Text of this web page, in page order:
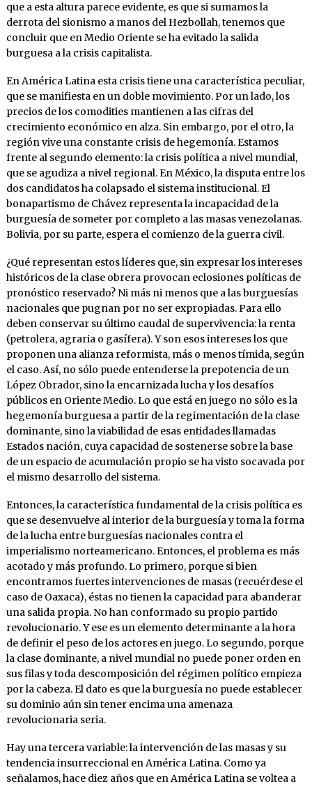
que a esta altura parece evidente, es que si sumamos la
derrota del sionismo a manos del Hezbollah, tenemos que
concluir que en Medio Oriente se ha evitado la salida
burguesa a la crisis capitalista.
En América Latina esta crisis tiene una característica peculiar,
que se manifiesta en un doble movimiento. Por un lado, los
precios de los comodities mantienen a las cifras del
crecimiento económico en alza. Sin embargo, por el otro, la
región vive una constante crisis de hegemonía. Estamos
frente al segundo elemento: la crisis política a nivel mundial,
que se agudiza a nivel regional. En México, la disputa entre los
dos candidatos ha colapsado el sistema institucional. El
bonapartismo de Chávez representa la incapacidad de la
burguesía de someter por completo a las masas venezolanas.
Bolivia, por su parte, espera el comienzo de la guerra civil.
¿Qué representan estos líderes que, sin expresar los intereses
históricos de la clase obrera provocan eclosiones políticas de
pronóstico reservado? Ni más ni menos que a las burguesías
nacionales que pugnan por no ser expropiadas. Para ello
deben conservar su último caudal de supervivencia: la renta
(petrolera, agraria o gasífera). Y son esos intereses los que
proponen una alianza reformista, más o menos tímida, según
el caso. Así, no sólo puede entenderse la prepotencia de un
López Obrador, sino la encarnizada lucha y los desafíos
públicos en Oriente Medio. Lo que está en juego no sólo es la
hegemonía burguesa a partir de la regimentación de la clase
dominante, sino la viabilidad de esas entidades llamadas
Estados nación, cuya capacidad de sostenerse sobre la base
de un espacio de acumulación propio se ha visto socavada por
el mismo desarrollo del sistema.
Entonces, la característica fundamental de la crisis política es
que se desenvuelve al interior de la burguesía y toma la forma
de la lucha entre burguesías nacionales contra el
imperialismo norteamericano. Entonces, el problema es más
acotado y más profundo. Lo primero, porque si bien
encontramos fuertes intervenciones de masas (recuérdese el
caso de Oaxaca), éstas no tienen la capacidad para abanderar
una salida propia. No han conformado su propio partido
revolucionario. Y ese es un elemento determinante a la hora
de definir el peso de los actores en juego. Lo segundo, porque
la clase dominante, a nivel mundial no puede poner orden en
sus filas y toda descomposición del régimen político empieza
por la cabeza. El dato es que la burguesía no puede establecer
su dominio aún sin tener encima una amenaza
revolucionaria seria.
Hay una tercera variable: la intervención de las masas y su
tendencia insurreccional en América Latina. Como ya
señalamos, hace diez años que en América Latina se voltea a